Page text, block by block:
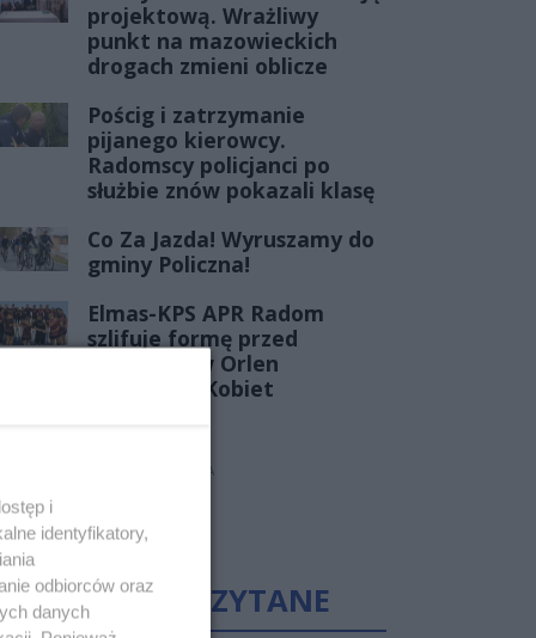
projektową. Wrażliwy
punkt na mazowieckich
drogach zmieni oblicze
Pościg i zatrzymanie
pijanego kierowcy.
Radomscy policjanci po
służbie znów pokazali klasę
Co Za Jazda! Wyruszamy do
gminy Policzna!
Elmas-KPS APR Radom
szlifuje formę przed
debiutem w Orlen
Superlidze Kobiet
REKLAMA
NAJCZĘŚCIEJ CZYTANE
i
identyfikatory,
odbiorców oraz
danych